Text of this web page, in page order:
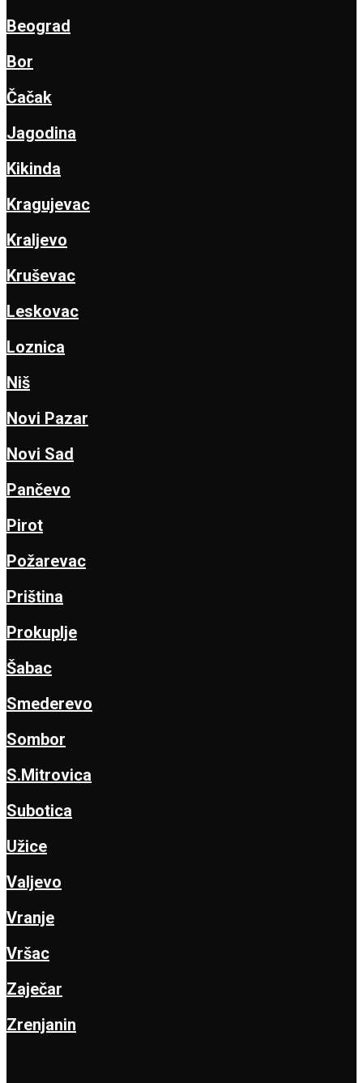
Beograd
Bor
Čačak
Jagodina
Kikinda
Kragujevac
Kraljevo
Kruševac
Leskovac
Loznica
Niš
Novi Pazar
Novi Sad
Pančevo
Pirot
Požarevac
Priština
Prokuplje
Šabac
Smederevo
Sombor
S.Mitrovica
Subotica
Užice
Valjevo
Vranje
Vršac
Zaječar
Zrenjanin